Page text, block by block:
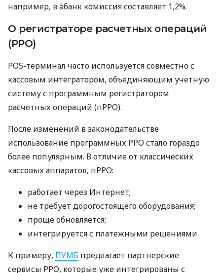
например, в àбанк комиссия составляет 1,2%.
О регистраторе расчетных операций
(РРО)
POS-терминал часто используется совместно с
кассовым интегратором, объединяющим учетную
систему с программным регистратором
расчетных операций (пРРО).
После изменений в законодательстве
использование программных РРО стало гораздо
более популярным. В отличие от классических
кассовых аппаратов, пРРО:
работает через Интернет;
не требует дорогостоящего оборудования;
проще обновляется;
интегрируется с платежными решениями.
К примеру, ПУМБ предлагает партнерские
сервисы РРО, которые уже интегрированы с